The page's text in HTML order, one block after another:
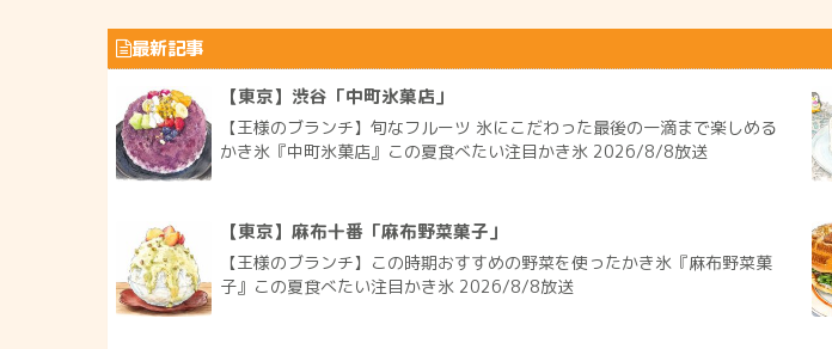
最新記事
【東京】渋谷「中町氷菓店」
【王様のブランチ】旬なフルーツ 氷にこだわった最後の一滴まで楽しめる
かき氷『中町氷菓店』この夏食べたい注目かき氷 2026/8/8放送
【東京】麻布十番「麻布野菜菓子」
【王様のブランチ】この時期おすすめの野菜を使ったかき氷『麻布野菜菓
子』この夏食べたい注目かき氷 2026/8/8放送